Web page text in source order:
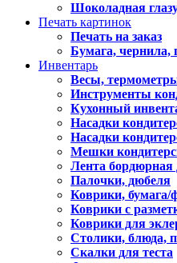
Шоколадная
Печать картинок
Печать на заказ
Бумага, чернила,
Инвентарь
Весы,
Инструменты
Кухонный
Насадки
Насадки
Мешки
Лента бордюрная
Палочки, дюбеля
Коврики, бумага/
Коврики с
Коврики для
Столики, блюда,
Скалки для теста